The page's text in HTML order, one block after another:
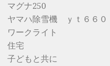
マグナ250
ヤマハ除雪機 ｙｔ６６０
ワークライト
住宅
子どもと共に